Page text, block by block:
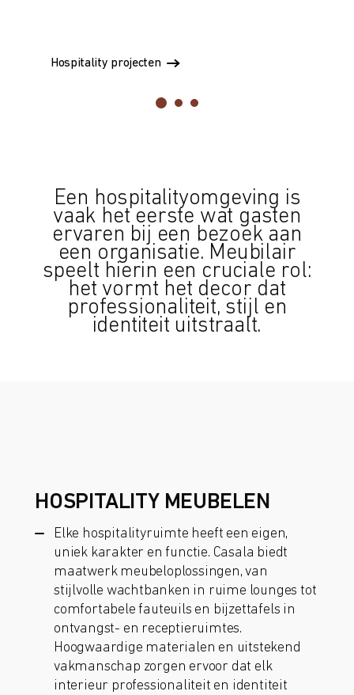
Hospitality projecten
Hospitality projecten
Hospitality projecten
Een hospitalityomgeving is
vaak het eerste wat gasten
ervaren bij een bezoek aan
een organisatie. Meubilair
speelt hierin een cruciale rol:
het vormt het decor dat
professionaliteit, stijl en
identiteit uitstraalt.
HOSPITALITY MEUBELEN
Elke hospitalityruimte heeft een eigen,
uniek karakter en functie. Casala biedt
maatwerk meubeloplossingen, van
stijlvolle wachtbanken in ruime lounges tot
comfortabele fauteuils en bijzettafels in
ontvangst- en receptieruimtes.
Hoogwaardige materialen en uitstekend
vakmanschap zorgen ervoor dat elk
interieur professionaliteit en identiteit